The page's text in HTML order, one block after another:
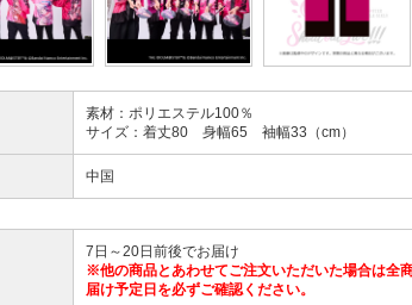
素材：ポリエステル100％
サイズ：着丈80 身幅65 袖幅33（cm）
中国
7日～20日前後でお届け
※他の商品とあわせてご注文いただいた場合は全
届け予定日を必ずご確認ください。